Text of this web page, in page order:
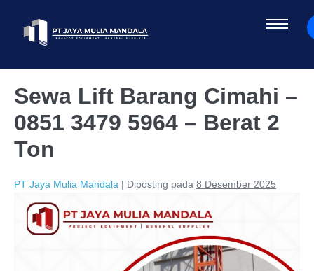
Sewa Lift Barang Cimahi –
0851 3479 5964 – Berat 2
Ton
PT Jaya Mulia Mandala | Diposting pada 8 Desember 2025